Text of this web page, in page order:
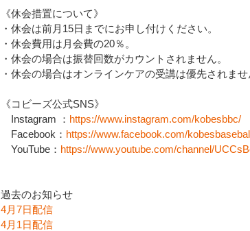
《休会措置について》
・休会は前月15日までにお申し付けください。
・休会費用は月会費の20％。
・休会の場合は振替回数がカウントされません。
・休会の場合はオンラインケアの受講は優先されませ
《コビーズ公式SNS》
Instagram ： https://www.instagram.com/kobesbbc/
Facebook： https://www.facebook.com/
YouTube： https://www.youtube.com/channel/
過去のお知らせ
4月7日配信
4月1日配信